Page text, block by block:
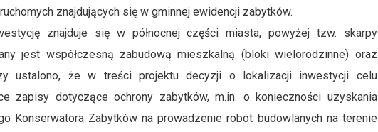
znajdujących się w gminnej ewidencji zabytków.
znajduje się w północnej części miasta, powyżej tzw. skarpy
jest współczesną zabudową mieszkalną (bloki wielorodzinne) oraz
ustalono, że w treści projektu decyzji o lokalizacji inwestycji celu
zapisy dotyczące ochrony zabytków, m.in. o konieczności uzyskania
Konserwatora Zabytków na prowadzenie robót budowlanych na terenie